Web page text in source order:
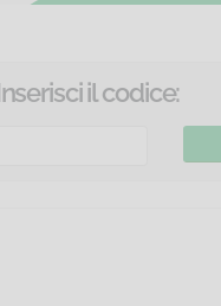
il codice: